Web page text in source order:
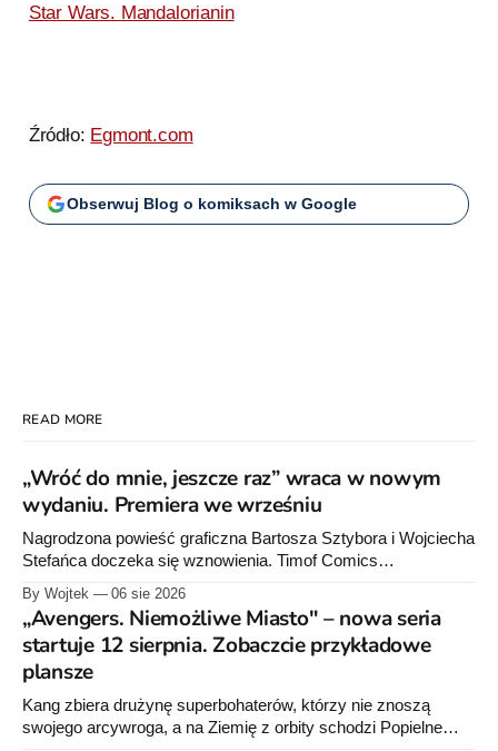
Star Wars. Mandalorianin
Źródło: Egmont.com
Obserwuj Blog o komiksach w Google
READ MORE
„Wróć do mnie, jeszcze raz” wraca w nowym
wydaniu. Premiera we wrześniu
Nagrodzona powieść graficzna Bartosza Sztybora i Wojciecha
Stefańca doczeka się wznowienia. Timof Comics
raz”, którego pierwsze wydanie ukazało się w 2015 roku.
By Wojtek 06 sie 2026
„Avengers. Niemożliwe Miasto" – nowa seria
startuje 12 sierpnia. Zobaczcie przykładowe
plansze
Kang zbiera drużynę superbohaterów, którzy nie znoszą
swojego arcywroga, a na Ziemię z orbity schodzi Popielne